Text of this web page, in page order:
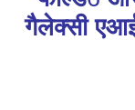
गैलेक्‍सी